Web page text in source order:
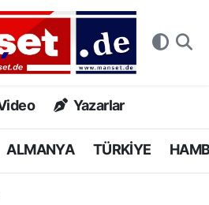
Yazarlar
ALMANYA TÜRKİYE